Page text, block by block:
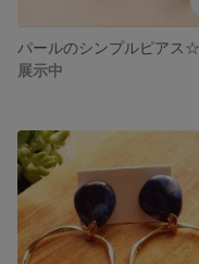
パールのシンプルピアス☆
展示中